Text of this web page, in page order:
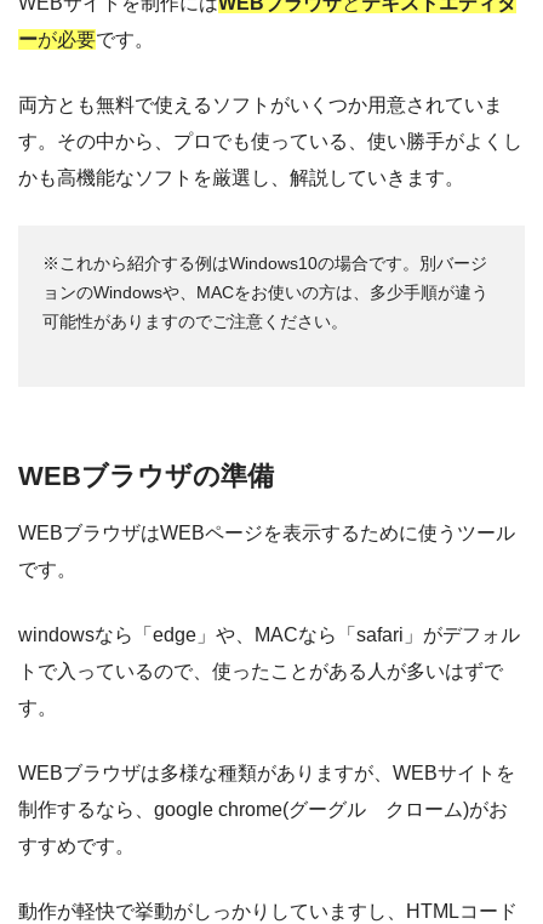
ーが必要です。
両方とも無料で使えるソフトがいくつか用意されていま
す。その中から、プロでも使っている、使い勝手がよくし
かも高機能なソフトを厳選し、解説していきます。
※これから紹介する例はWindows10の場合です。別バージ
ョンのWindowsや、MACをお使いの方は、多少手順が違う
可能性がありますのでご注意ください。
WEBブラウザの準備
WEBブラウザはWEBページを表示するために使うツール
です。
windowsなら「edge」や、MACなら「safari」がデフォル
トで入っているので、使ったことがある人が多いはずで
す。
WEBブラウザは多様な種類がありますが、WEBサイトを
制作するなら、google chrome(グーグル クローム)がお
すすめです。
動作が軽快で挙動がしっかりしていますし、HTMLコード